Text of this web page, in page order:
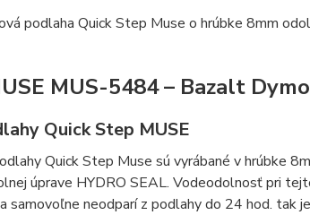
podlaha Quick Step Muse o hrúbke 8mm
MUS-5484 – Bazalt
Quick Step MUSE
Quick Step Muse sú vyrábané v hrúbke
úprave HYDRO SEAL. Vodeodolnosť pri
samovoľne neodparí z podlahy do 24 hod. tak